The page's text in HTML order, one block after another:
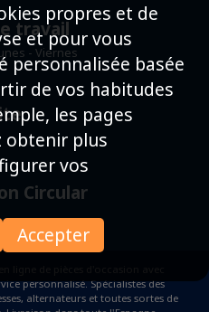
travail
- Viernes
Circular
personnalisé. Spécialistes des
alternateurs et toutes sortes de
propres et de
et pour vous
personnalisée basée
de vos habitudes
les pages
obtenir plus
vos
Accepter